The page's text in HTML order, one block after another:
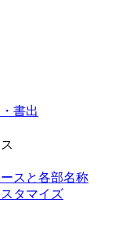
書出
スと各部名称
タマイズ